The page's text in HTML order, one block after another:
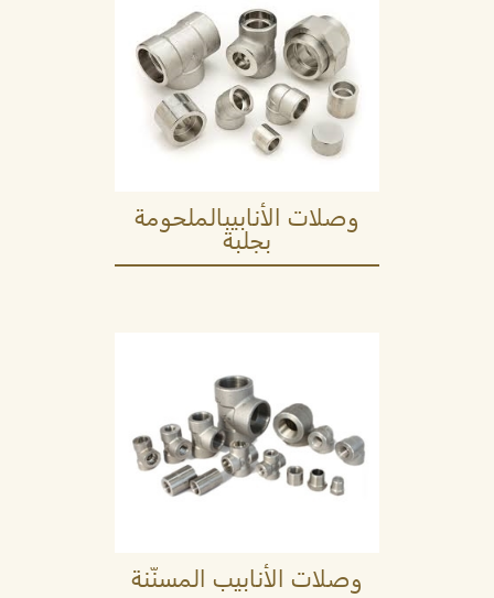
وصلات الأنابيبالملحومة
بجلبة
وصلات الأنابيب المسنّنة